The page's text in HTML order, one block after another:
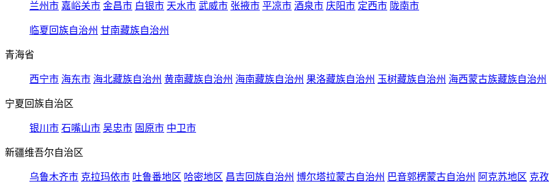
兰州市 嘉峪关市 金昌市 白银市 天水市 武威市 张掖市 平凉市 酒泉市 庆阳市 定西市 陇南市
临夏回族自治州 甘南藏族自治州
青海省
西宁市 海东市 海北藏族自治州 黄南藏族自治州 海南藏族自治州 果洛藏族自治州 玉树藏族自治州 海西蒙古族藏族自治州
宁夏回族自治区
银川市 石嘴山市 吴忠市 固原市 中卫市
新疆维吾尔自治区
乌鲁木齐市 克拉玛依市 吐鲁番地区 哈密地区 昌吉回族自治州 博尔塔拉蒙古自治州 巴音郭楞蒙古自治州 阿克苏地区 克